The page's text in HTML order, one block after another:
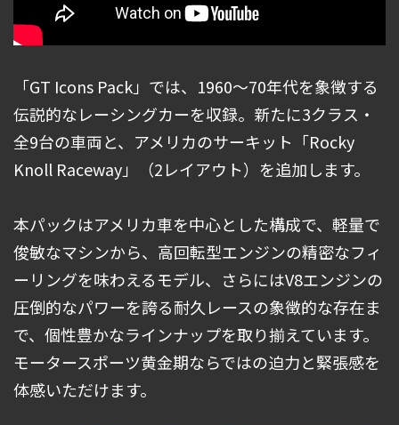
「GT Icons Pack」では、1960～70年代を象徴する
伝説的なレーシングカーを収録。新たに3クラス・
全9台の車両と、アメリカのサーキット「Rocky
Knoll Raceway」（2レイアウト）を追加します。
本パックはアメリカ車を中心とした構成で、軽量で
俊敏なマシンから、高回転型エンジンの精密なフィ
ーリングを味わえるモデル、さらにはV8エンジンの
圧倒的なパワーを誇る耐久レースの象徴的な存在ま
で、個性豊かなラインナップを取り揃えています。
モータースポーツ黄金期ならではの迫力と緊張感を
体感いただけます。